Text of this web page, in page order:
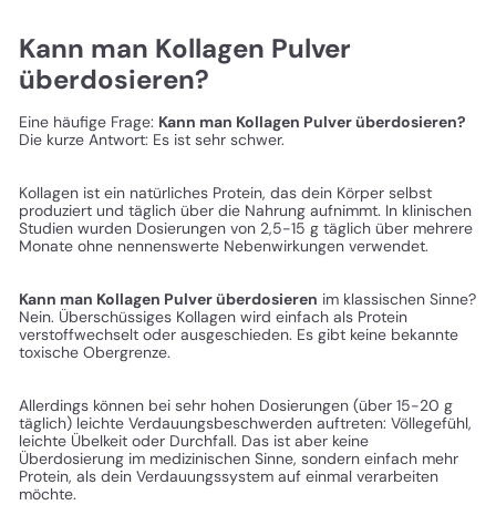
Kann man Kollagen Pulver
überdosieren?
Eine häufige Frage: Kann man Kollagen Pulver überdosieren?
Die kurze Antwort: Es ist sehr schwer.
Kollagen ist ein natürliches Protein, das dein Körper selbst
produziert und täglich über die Nahrung aufnimmt. In klinischen
Studien wurden Dosierungen von 2,5-15 g täglich über mehrere
Monate ohne nennenswerte Nebenwirkungen verwendet.
Kann man Kollagen Pulver überdosieren im klassischen Sinne?
Nein. Überschüssiges Kollagen wird einfach als Protein
verstoffwechselt oder ausgeschieden. Es gibt keine bekannte
toxische Obergrenze.
Allerdings können bei sehr hohen Dosierungen (über 15-20 g
täglich) leichte Verdauungsbeschwerden auftreten: Völlegefühl,
leichte Übelkeit oder Durchfall. Das ist aber keine
Überdosierung im medizinischen Sinne, sondern einfach mehr
Protein, als dein Verdauungssystem auf einmal verarbeiten
möchte.